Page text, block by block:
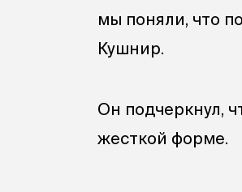
мы поняли, что
Кушнир.
Он подчеркнул,
жесткой форме.